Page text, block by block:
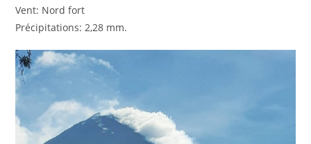
Vent: Nord fort
Précipitations: 2,28 mm.